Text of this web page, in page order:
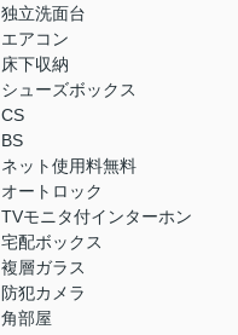
独立洗面台
エアコン
床下収納
シューズボックス
CS
BS
ネット使用料無料
オートロック
TVモニタ付インターホン
宅配ボックス
複層ガラス
防犯カメラ
角部屋